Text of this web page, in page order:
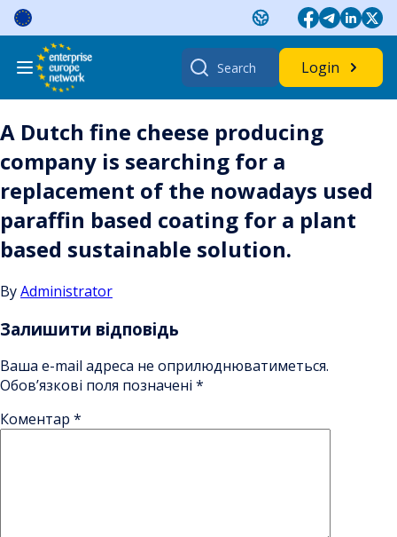
Skip
content
Search
for:
Login
A Dutch fine cheese producing
company is searching for a
replacement of the nowadays used
paraffin based coating for a plant
based sustainable solution.
ByAdministrator
Залишити відповідь
Ваша e-mail адреса не оприлюднюватиметься.
Обов’язкові поля позначені *
Коментар *